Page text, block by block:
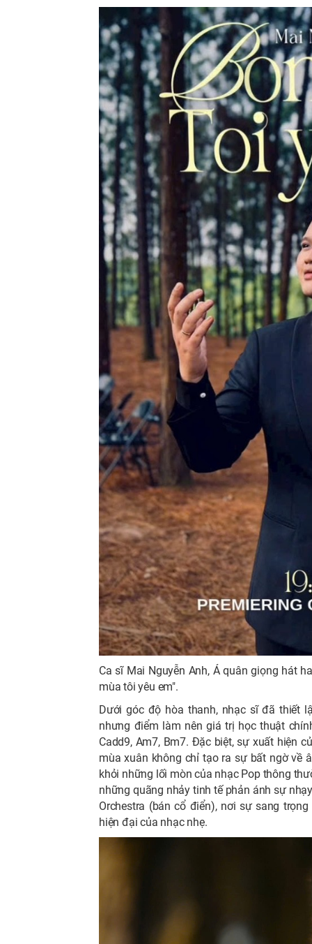
Ca sĩ Mai Nguyễn Anh, Á quân giọng hát
mùa tôi yêu em".
Dưới góc độ hòa thanh, nhạc sĩ đã thiết
nhưng điểm làm nên giá trị học thuật
Cadd9, Am7, Bm7. Đặc biệt, sự xuất hiện
mùa xuân không chỉ tạo ra sự bất ngờ về
khỏi những lối mòn của nhạc Pop thông
những quãng nhảy tinh tế phản ánh sự
Orchestra (bán cổ điển), nơi sự sang
hiện đại của nhạc nhẹ.